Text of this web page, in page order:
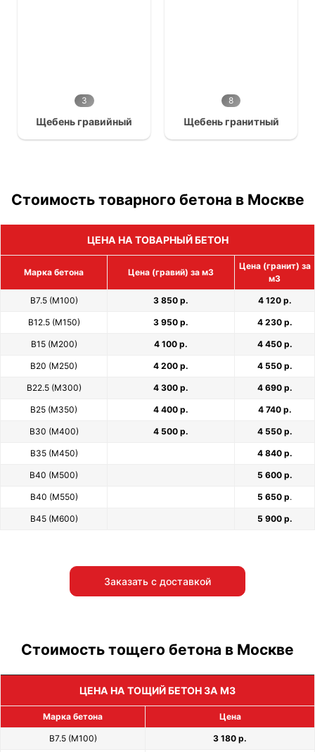
3
Щебень гравийный
8
Щебень гранитный
Стоимость товарного бетона в Москве
ЦЕНА НА ТОВАРНЫЙ БЕТОН
Марка бетона Цена (гравий) за м3
Цена (гранит) за
м3
В7.5 (М100) 3 850 р. 4 120 р.
В12.5 (М150) 3 950 р. 4 230 р.
В15 (М200) 4 100 р. 4 450 р.
В20 (М250) 4 200 р. 4 550 р.
В22.5 (М300) 4 300 р. 4 690 р.
В25 (М350) 4 400 р. 4 740 р.
В30 (М400) 4 500 р. 4 550 р.
В35 (М450) 4 840 р.
В40 (М500) 5 600 р.
В40 (М550) 5 650 р.
В45 (М600) 5 900 р.
Заказать с доставкой
Стоимость тощего бетона в Москве
ЦЕНА НА ТОЩИЙ БЕТОН ЗА М3
Марка бетона Цена
В7.5 (М100) 3 180 р.